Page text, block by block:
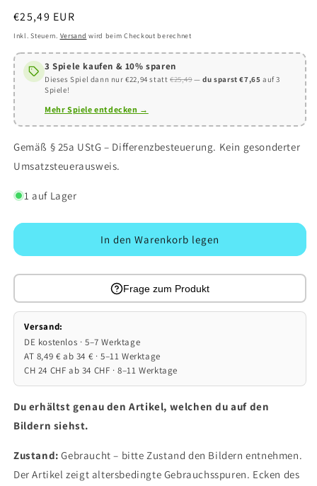
Normaler
Preis
€25,49 EUR
Inkl. Steuern. Versand wird beim Checkout berechnet
3 Spiele kaufen & 10% sparen
Dieses Spiel dann nur €22,94 statt€25,49—du sparst €7,65 auf 3
Spiele!
Mehr Spiele entdecken →
Gemäß § 25a UStG – Differenzbesteuerung. Kein gesonderter
Umsatzsteuerausweis.
1 auf Lager
In den Warenkorb legen
Frage zum Produkt
Versand:
DE kostenlos · 5–7 Werktage
AT 8,49 € ab 34 € · 5–11 Werktage
CH 24 CHF ab 34 CHF · 8–11 Werktage
Du erhältst genau den Artikel, welchen du auf den
Bildern siehst.
Zustand: Gebraucht – bitte Zustand den Bildern entnehmen.
Der Artikel zeigt altersbedingte Gebrauchsspuren. Ecken des